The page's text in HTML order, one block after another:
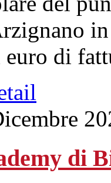
di
di